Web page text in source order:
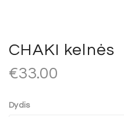
CHAKI kelnės
€33.00
Dydis